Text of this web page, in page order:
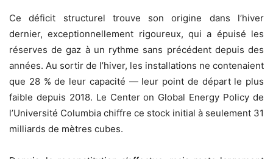
Ce déficit structurel trouve son origine dans l’hiver
dernier, exceptionnellement rigoureux, qui a épuisé les
réserves de gaz à un rythme sans précédent depuis des
années. Au sortir de l’hiver, les installations ne contenaient
que 28 % de leur capacité — leur point de départ le plus
faible depuis 2018. Le Center on Global Energy Policy de
l’Université Columbia chiffre ce stock initial à seulement 31
milliards de mètres cubes.